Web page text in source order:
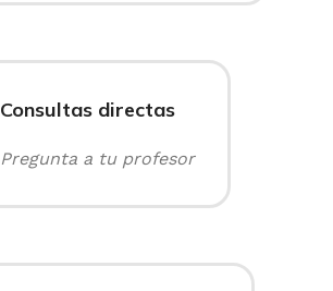
Consultas directas
Pregunta a tu profesor